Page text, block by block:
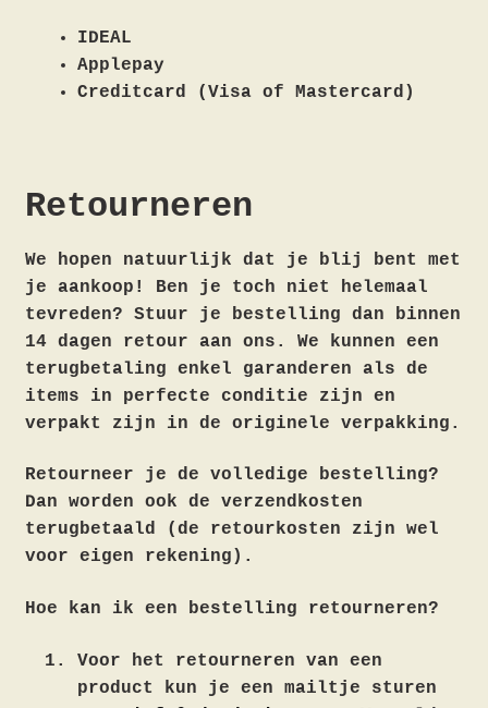
IDEAL
Applepay
Creditcard (Visa of Mastercard)
Retourneren
We hopen natuurlijk dat je blij bent met
je aankoop! Ben je toch niet helemaal
tevreden? Stuur je bestelling dan binnen
14 dagen retour aan ons. We kunnen een
terugbetaling enkel garanderen als de
items in perfecte conditie zijn en
verpakt zijn in de originele verpakking.
Retourneer je de volledige bestelling?
Dan worden ook de verzendkosten
terugbetaald (de retourkosten zijn wel
voor eigen rekening).
Hoe kan ik een bestelling retourneren?
Voor het retourneren van een
product kun je een mailtje sturen